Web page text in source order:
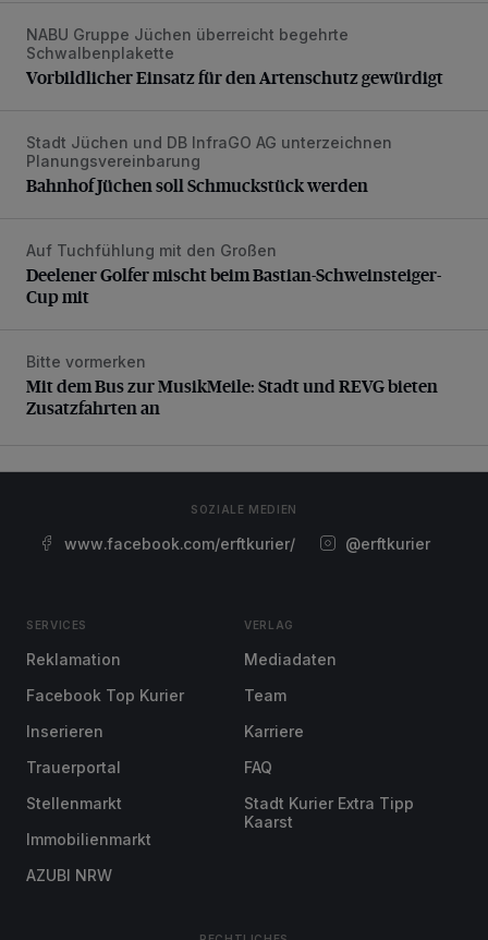
Vorbildlicher Einsatz für den Artenschutz gewürdigt
NABU Gruppe Jüchen überreicht begehrte
Schwalbenplakette
Vorbildlicher Einsatz für den Artenschutz gewürdigt
Bahnhof Jüchen soll Schmuckstück werden
Stadt Jüchen und DB InfraGO AG unterzeichnen
Planungsvereinbarung
Bahnhof Jüchen soll Schmuckstück werden
Deelener Golfer mischt beim Bastian-Schweinsteiger-
Auf Tuchfühlung mit den Großen
Deelener Golfer mischt beim Bastian-Schweinsteiger-
Cup mit
Mit dem Bus zur MusikMeile: Stadt und REVG bieten
Bitte vormerken
Mit dem Bus zur MusikMeile: Stadt und REVG bieten
Zusatzfahrten an
SOZIALE MEDIEN
www.facebook.com/erftkurier/ @erftkurier
SERVICES
Reklamation
Facebook Top Kurier
Inserieren
Trauerportal
Stellenmarkt
Immobilienmarkt
AZUBI NRW
VERLAG
Mediadaten
Team
Karriere
FAQ
Stadt Kurier Extra Tipp
Kaarst